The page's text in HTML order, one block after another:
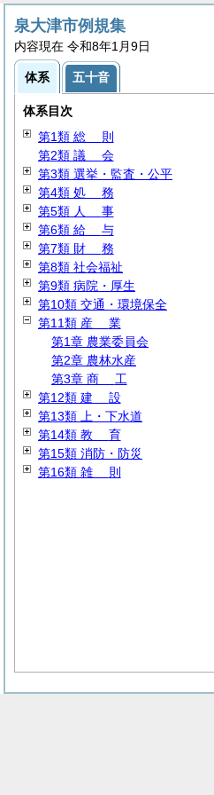
泉大津市例規集
内容現在 令和8年1月9日
体系 五十音
体系目次
第1類 総 則
第2類 議 会
第3類 選挙・監査・公平
第4類 処 務
第5類 人 事
第6類 給 与
第7類 財 務
第8類 社会福祉
第9類 病院・厚生
第10類 交通・環境保全
第11類 産 業
第1章 農業委員会
第2章 農林水産
第3章 商 工
第12類 建 設
第13類 上・下水道
第14類 教 育
第15類 消防・防災
第16類 雑 則